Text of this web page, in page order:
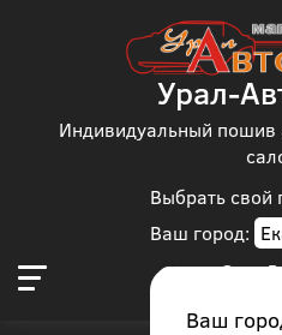
Выбрать свой
Ваш город:
Ваш
Урал-
Индивидуальный пошив